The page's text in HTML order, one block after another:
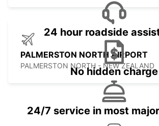
PALMERSTON NORTH AIRPORT
PALMERSTON NORTH - NEW ZEALAND
24 hour roadside
No hidden charge
24/7 service in most